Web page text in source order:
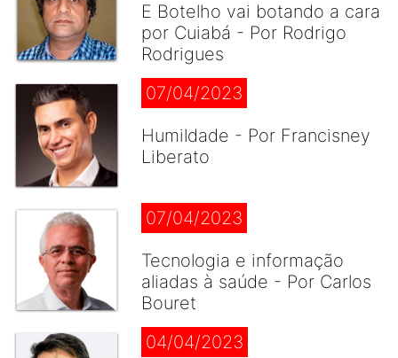
E Botelho vai botando a cara
por Cuiabá - Por Rodrigo
Rodrigues
07/04/2023
Humildade - Por Francisney
Liberato
07/04/2023
Tecnologia e informação
aliadas à saúde - Por Carlos
Bouret
04/04/2023